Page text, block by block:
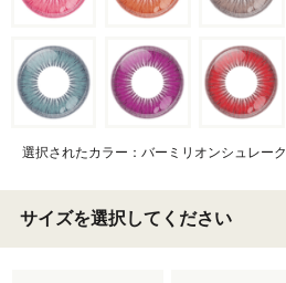
選択されたカラー：バーミリオンシュレーク
サイズを選択してください